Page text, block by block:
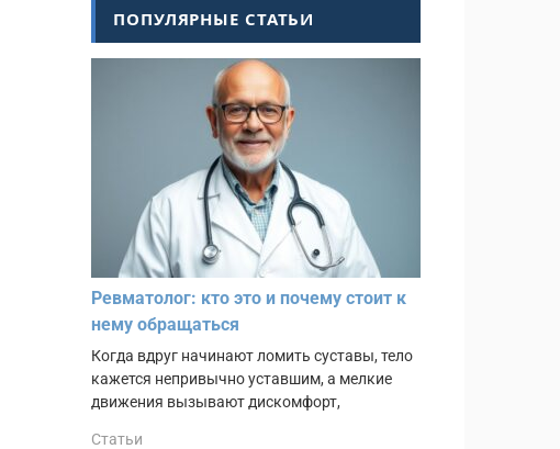
ПОПУЛЯРНЫЕ СТАТЬИ
Ревматолог: кто это и почему стоит к
нему обращаться
Когда вдруг начинают ломить суставы, тело
кажется непривычно уставшим, а мелкие
движения вызывают дискомфорт,
Статьи